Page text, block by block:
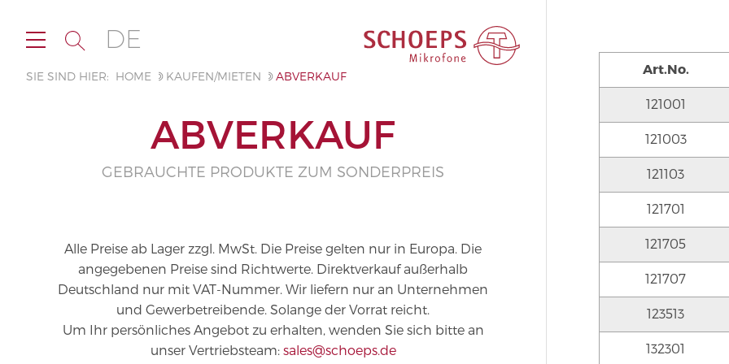
DE
SIE SIND HIER: HOME KAUFEN/MIETEN ABVERKAUF
ABVERKAUF
GEBRAUCHTE PRODUKTE ZUM SONDERPREIS
Alle Preise ab Lager zzgl. MwSt. Die Preise gelten nur in Europa. Die
angegebenen Preise sind Richtwerte. Direktverkauf außerhalb
Deutschland nur mit VAT-Nummer. Wir liefern nur an Unternehmen
und Gewerbetreibende. Solange der Vorrat reicht.
Um Ihr persönliches Angebot zu erhalten, wenden Sie sich bitte an
unser Vertriebsteam: sales@schoeps.de
Art.No.
121001
121003
121103
121701
121705
121707
123513
132301